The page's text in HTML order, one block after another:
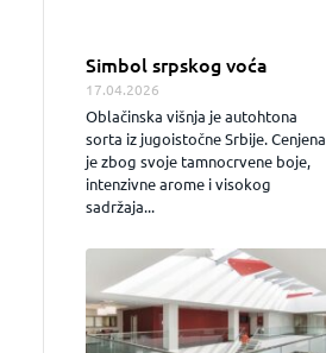
Simbol srpskog voća
17.04.2026
Oblačinska višnja je autohtona
sorta iz jugoistočne Srbije. Cenjena
je zbog svoje tamnocrvene boje,
intenzivne arome i visokog
sadržaja...